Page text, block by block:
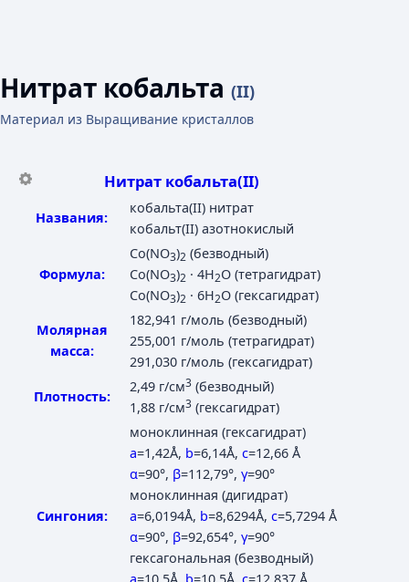
Нитрат кобальта (II)
Материал из Выращивание кристаллов
Нитрат кобальта(II)
Названия:
кобальта(II) нитрат
кобальт(II) азотнокислый
Формула:
Co(NO3)2 (безводный)
Co(NO3)2 · 4H2O (тетрагидрат)
Co(NO3)2 · 6H2O (гексагидрат)
Молярная
масса:
182,941 г/моль (безводный)
255,001 г/моль (тетрагидрат)
291,030 г/моль (гексагидрат)
Плотность:
2,49 г/см3 (безводный)
1,88 г/см3 (гексагидрат)
Сингония:
моноклинная (гексагидрат)
a=1,42Å, b=6,14Å, c=12,66 Å
α=90°, β=112,79°, γ=90°
моноклинная (дигидрат)
a=6,0194Å, b=8,6294Å, c=5,7294 Å
α=90°, β=92,654°, γ=90°
гексагональная (безводный)